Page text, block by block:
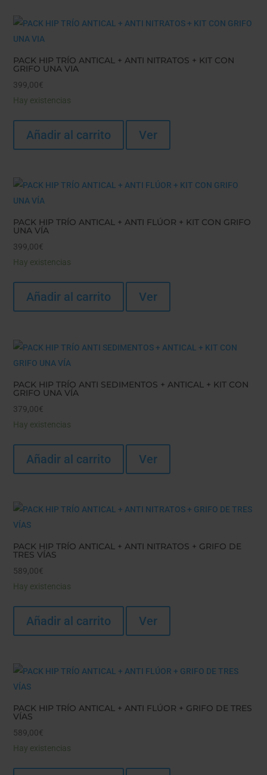
PACK HIP TRÍO ANTICAL + ANTI NITRATOS + KIT CON
GRIFO UNA VIA
399,00€
Hay existencias
Añadir al carrito Ver
PACK HIP TRÍO ANTICAL + ANTI FLÚOR + KIT CON GRIFO
UNA VÍA
399,00€
Hay existencias
Añadir al carrito Ver
PACK HIP TRÍO ANTI SEDIMENTOS + ANTICAL + KIT CON
GRIFO UNA VÍA
379,00€
Hay existencias
Añadir al carrito Ver
PACK HIP TRÍO ANTICAL + ANTI NITRATOS + GRIFO DE
TRES VÍAS
589,00€
Hay existencias
Añadir al carrito Ver
PACK HIP TRÍO ANTICAL + ANTI FLÚOR + GRIFO DE TRES
VÍAS
589,00€
Hay existencias